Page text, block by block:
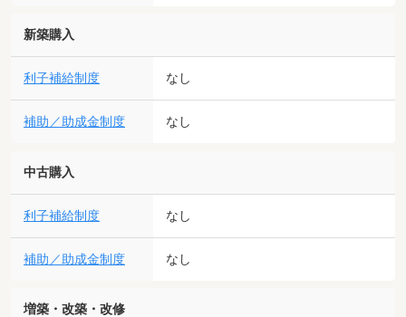
新築購入
利子補給制度 なし
補助／助成金制度 なし
中古購入
利子補給制度 なし
補助／助成金制度 なし
増築・改築・改修